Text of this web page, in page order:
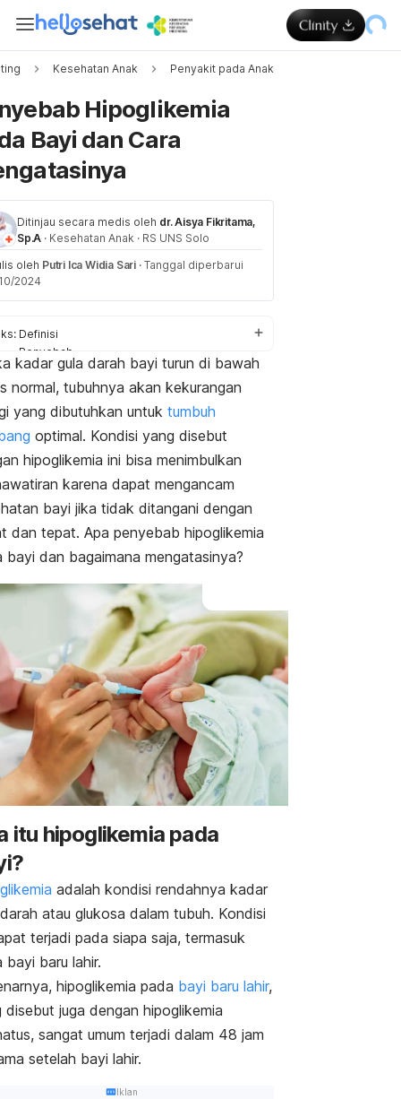
Kesehatan Anak Penyakit pada Anak
Hipoglikemia
Bayi dan Cara
Ditinjau secara medis oleh dr. Aisya Fikritama,
Sp.A · Kesehatan Anak · RS UNS Solo
oleh Putri Ica Widia Sari · Tanggal diperbarui
2024
Definisi
Penyebab
Faktor risiko
Diagnosis
Pengobatan
Pencegahan
kadar gula darah bayi turun di bawah
normal, tubuhnya akan kekurangan
yang dibutuhkan untuk tumbuh
optimal. Kondisi yang disebut
hipoglikemia ini bisa menimbulkan
karena dapat mengancam
bayi jika tidak ditangani dengan
dan tepat. Apa penyebab hipoglikemia
bayi dan bagaimana mengatasinya?
itu hipoglikemia pada
adalah kondisi rendahnya kadar
atau glukosa dalam tubuh. Kondisi
terjadi pada siapa saja, termasuk
bayi baru lahir.
hipoglikemia pada bayi baru lahir,
disebut juga dengan hipoglikemia
sangat umum terjadi dalam 48 jam
setelah bayi lahir.
Iklan